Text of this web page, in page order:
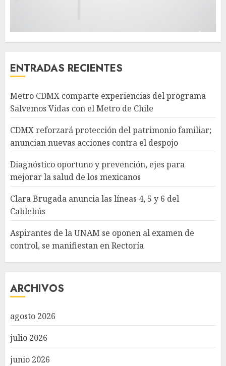
ENTRADAS RECIENTES
Metro CDMX comparte experiencias del programa
Salvemos Vidas con el Metro de Chile
CDMX reforzará protección del patrimonio familiar;
anuncian nuevas acciones contra el despojo
Diagnóstico oportuno y prevención, ejes para
mejorar la salud de los mexicanos
Clara Brugada anuncia las líneas 4, 5 y 6 del
Cablebús
Aspirantes de la UNAM se oponen al examen de
control, se manifiestan en Rectoría
ARCHIVOS
agosto 2026
julio 2026
junio 2026